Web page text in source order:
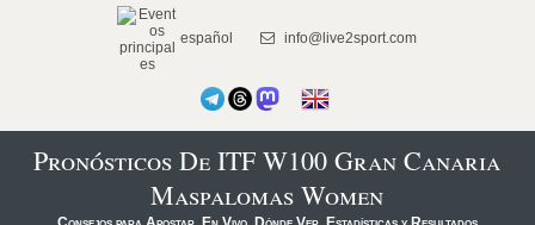
español info@live2sport.com
Pronósticos De ITF W100 Gran Canaria
Maspalomas Women